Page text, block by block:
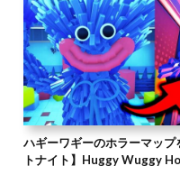
ハギーワギーのホラーマッ
トナイト】Huggy Wuggy